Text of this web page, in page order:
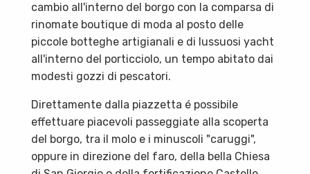
cambio all'interno del borgo con la comparsa di
rinomate boutique di moda al posto delle
piccole botteghe artigianali e di lussuosi yacht
all'interno del porticciolo, un tempo abitato dai
modesti gozzi di pescatori.
Direttamente dalla piazzetta é possibile
effettuare piacevoli passeggiate alla scoperta
del borgo, tra il molo e i minuscoli "caruggi",
oppure in direzione del faro, della bella Chiesa